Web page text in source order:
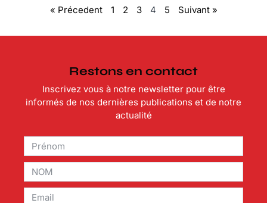
« Précedent 1 2 3 4 5 Suivant »
Restons en contact
Inscrivez vous à notre newsletter pour être
informés de nos dernières publications et de notre
actualité